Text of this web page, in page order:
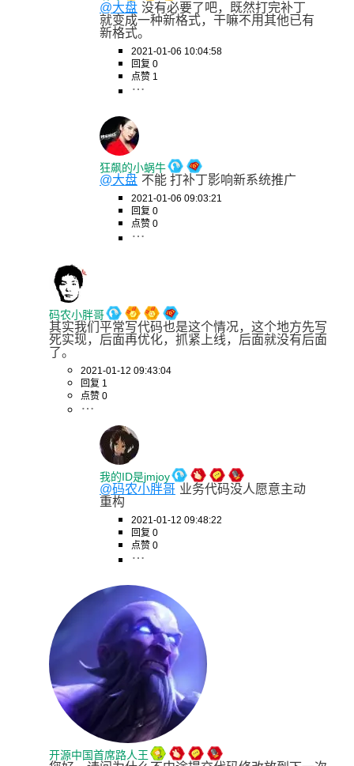
@大盘 没有必要了吧，既然打完补丁
就变成一种新格式，干嘛不用其他已有
新格式。
2021-01-06 10:04:58
回复 0
点赞 1
狂飙的小蜗牛
@大盘 不能 打补丁影响新系统推广
2021-01-06 09:03:21
回复 0
点赞 0
码农小胖哥
其实我们平常写代码也是这个情况，这个地方先写
死实现，后面再优化，抓紧上线，后面就没有后面
了。
2021-01-12 09:43:04
回复 1
点赞 0
我的ID是jmjoy
@码农小胖哥 业务代码没人愿意主动
重构
2021-01-12 09:48:22
回复 0
点赞 0
开源中国首席路人王